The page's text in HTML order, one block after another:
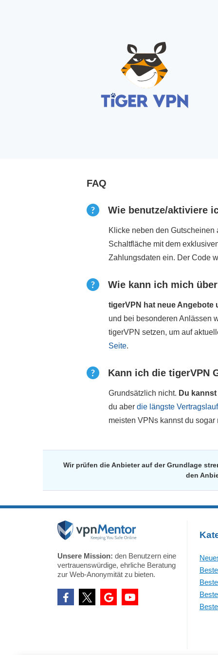
FAQ
Wie benutze/aktiviere
Klicke neben den Gutscheinen
Schaltfläche mit dem
Zahlungsdaten ein. Der Code
Wie kann ich mich
tigerVPN hat neue Angebote
und bei besonderen Anlässen
tigerVPN setzen, um auf
Seite.
Kann ich die tigerVPN
Grundsätzlich nicht. Du
du aber die längste
meisten VPNs kannst du
Wir prüfen die Anbieter auf der Grundlage
den
Unsere Mission: den Benutzern eine
vertrauenswürdige, ehrliche Beratung
zur Web-Anonymität zu bieten.